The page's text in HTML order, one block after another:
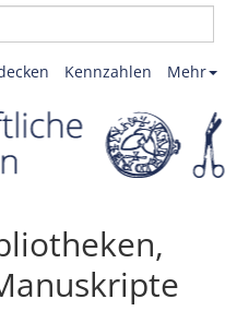
Mehr
Kennzahlen